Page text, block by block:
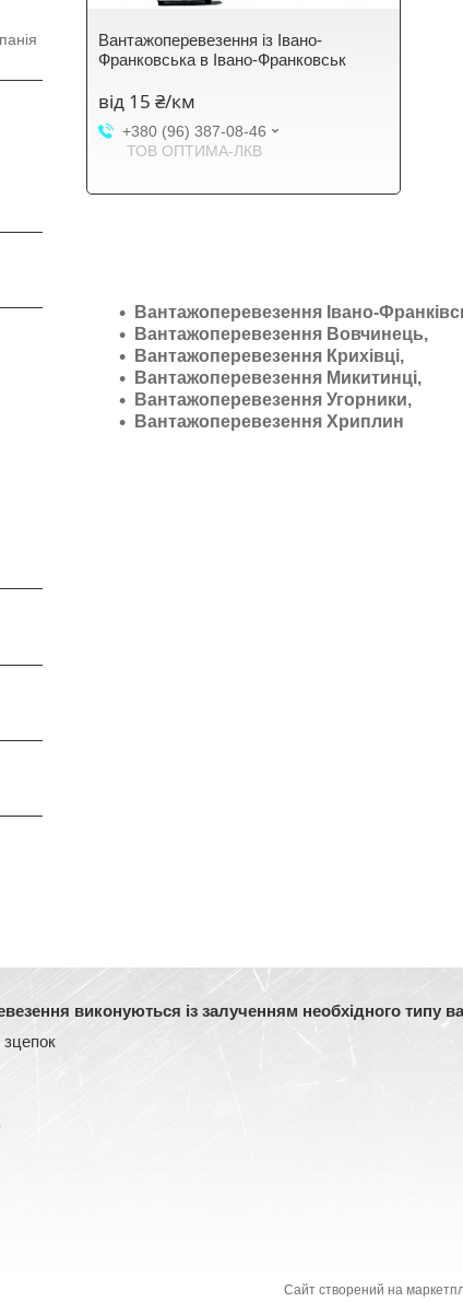
Вантажоперевезення із Івано-
Франковська в Івано-Франковськ
від 15 ₴/км
+380 (96) 387-08-46
ТОВ ОПТИМА-ЛКВ
Вантажоперевезення Івано-
Вантажоперевезення Вовчинець,
Вантажоперевезення Крихівці,
Вантажоперевезення Микитинці,
Вантажоперевезення Угорники,
Вантажоперевезення Хриплин
виконуються із залученням необхідного типу
зцепок
Сайт створений на